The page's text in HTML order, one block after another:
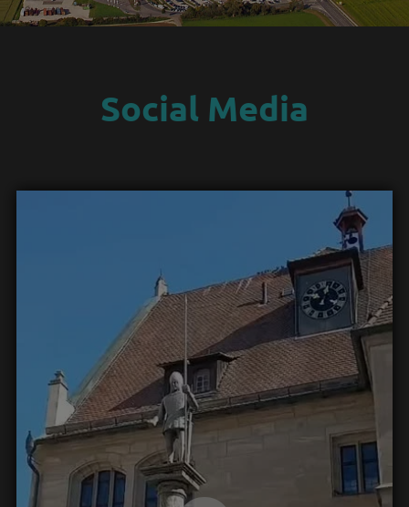
Social Media